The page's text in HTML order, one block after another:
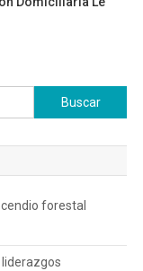
Buscar:
forestal